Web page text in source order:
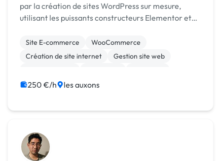
par la création de sites WordPress sur mesure,
utilisant les puissants constructeurs Elementor et
expertise s'étend également à l'optimisation SEO...
Site E-commerce
WooCommerce
Création de site internet
Gestion site web
SEO / GEO
250 €/h les auxons